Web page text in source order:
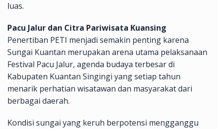
luas.
Pacu Jalur dan Citra Pariwisata Kuansing
Penertiban PETI menjadi semakin penting karena
Sungai Kuantan merupakan arena utama pelaksanaan
Festival Pacu Jalur, agenda budaya terbesar di
Kabupaten Kuantan Singingi yang setiap tahun
menarik perhatian wisatawan dan masyarakat dari
berbagai daerah.
Kondisi sungai yang keruh berpotensi mengganggu